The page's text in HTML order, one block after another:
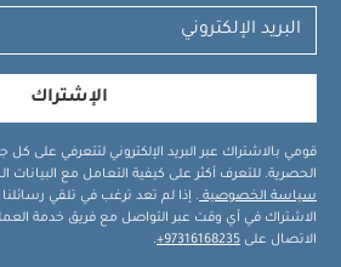
الإشتراك
قومي بالاشتراك عبر البريد الإلكتروني لتتعرفي على
الحصرية. للتعرف أكثر على كيفية التعامل مع
سياسة الخصوصية . إذا لم تعد ترغب في تلقي رسائلنا
الاشتراك في أي وقت عبر التواصل مع فريق خدمة
الاتصال على 97316168235+
.